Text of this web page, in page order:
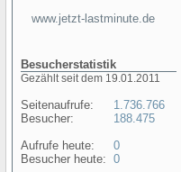
www.jetzt-lastminute.de
Besucherstatistik
Gezählt seit dem 19.01.2011
Seitenaufrufe:
Besucher:
Aufrufe heute:
Besucher heute:
1.736.766
188.475
0
0